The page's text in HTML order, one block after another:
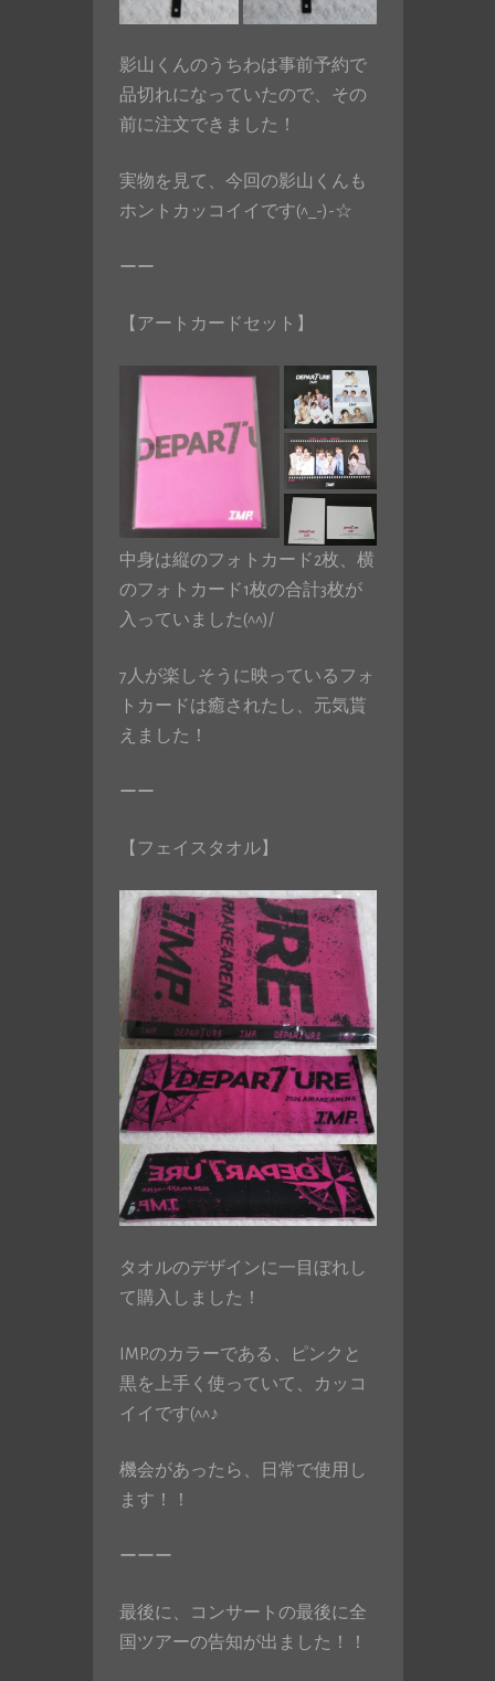
影山くんのうちわは事前予約で
品切れになっていたので、その
前に注文できました！
実物を見て、今回の影山くんも
ホントカッコイイです(^_-)-☆
ーー
【アートカードセット】
中身は縦のフォトカード2枚、横
のフォトカード1枚の合計3枚が
入っていました(^^)/
7人が楽しそうに映っているフォ
トカードは癒されたし、元気貰
えました！
ーー
【フェイスタオル】
タオルのデザインに一目ぼれし
て購入しました！
IMP.のカラーである、ピンクと
黒を上手く使っていて、カッコ
イイです(^^♪
機会があったら、日常で使用し
ます！！
ーーー
最後に、コンサートの最後に全
国ツアーの告知が出ました！！